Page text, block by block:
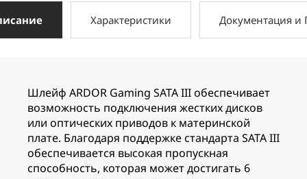
Характеристики Документация и
Шлейф ARDOR Gaming SATA III обеспечивает
возможность подключения жестких дисков
или оптических приводов к материнской
плате. Благодаря поддержке стандарта SATA III
обеспечивается высокая пропускная
способность, которая может достигать 6